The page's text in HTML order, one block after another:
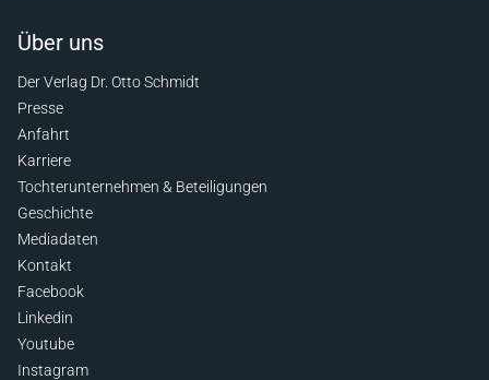
Über uns
Der Verlag Dr. Otto Schmidt
Presse
Anfahrt
Karriere
Tochterunternehmen & Beteiligungen
Geschichte
Mediadaten
Kontakt
Facebook
Linkedin
Youtube
Instagram